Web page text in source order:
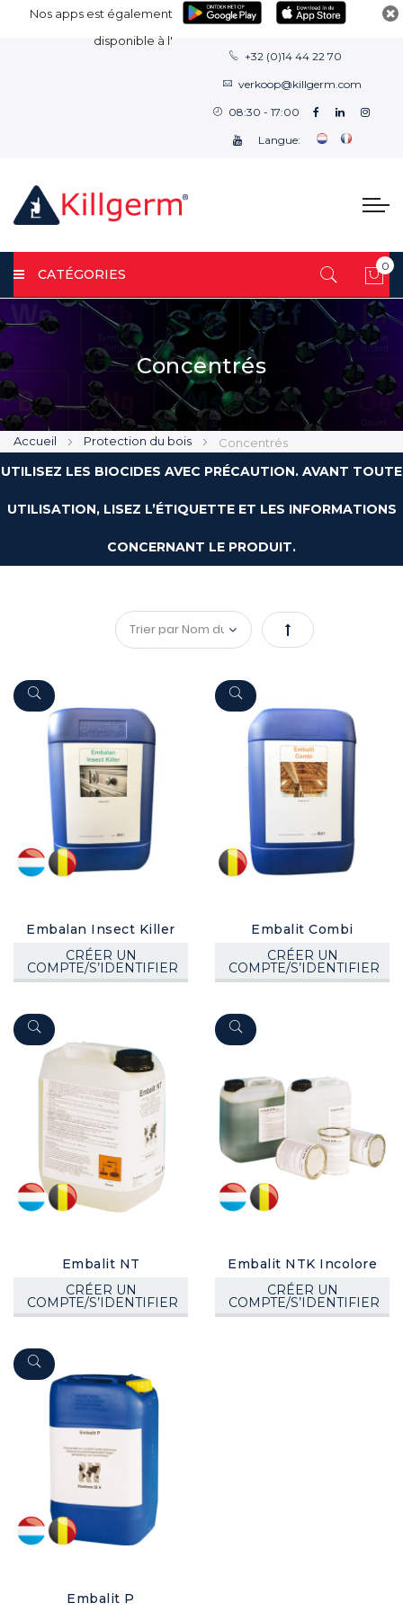
Nos apps est également
disponible à l'
+32 (0)14 44 22 70
verkoop@killgerm.com
08:30 - 17:00
Langue:
CATÉGORIES
0
Concentrés
Accueil Protection du bois Concentrés
UTILISEZ LES BIOCIDES AVEC PRÉCAUTION. AVANT TOUTE
UTILISATION, LISEZ L’ÉTIQUETTE ET LES INFORMATIONS
CONCERNANT LE PRODUIT.
Par
décroissant
Embalan Insect Killer
CRÉER UN
COMPTE/S’IDENTIFIER
Embalit Combi
CRÉER UN
COMPTE/S’IDENTIFIER
Embalit NT
CRÉER UN
COMPTE/S’IDENTIFIER
Embalit NTK Incolore
CRÉER UN
COMPTE/S’IDENTIFIER
Embalit P